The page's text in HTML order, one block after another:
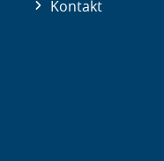
Kontakt